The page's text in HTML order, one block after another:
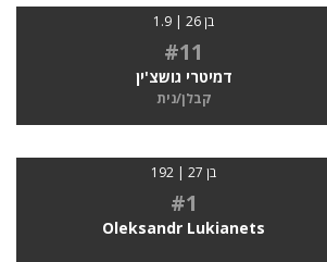
בן 26 | 1.9
#11
דמיטרי גושצ'ין
קבלן/נית
בן 27 | 192
#1
Oleksandr Lukianets